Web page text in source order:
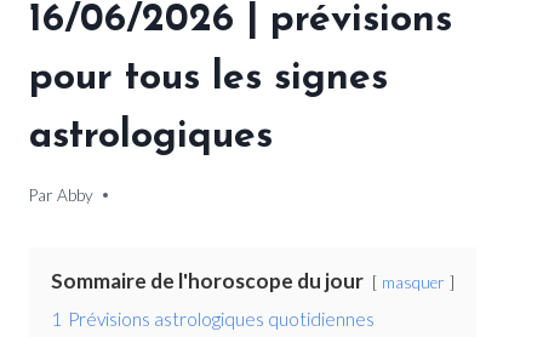
16/06/2026 | prévisions
pour tous les signes
astrologiques
Par Abby
16 juin 2026
Sommaire de l'horoscope du jour masquer
1 Prévisions astrologiques quotidiennes